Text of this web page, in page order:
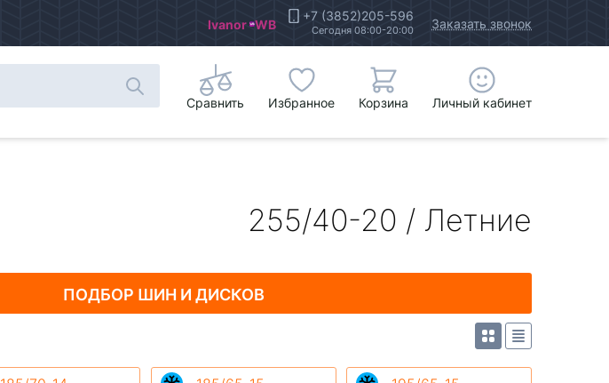
Ivanor WB +7 (3852)205-596
Сегодня 08:00-20:00 Заказать звонок
Сравнить Избранное Корзина Личный кабинет
255/40-20 / Летние
ПОДБОР ШИНИ ДИСКОВ